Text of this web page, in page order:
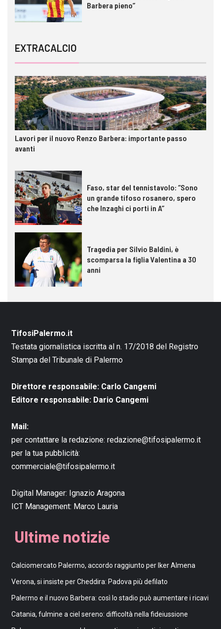
Barbera pieno”
EXTRACALCIO
Lavori per il nuovo Renzo Barbera: importante passo
avanti
Faso, star del tennistavolo: “Sono
un grande tifoso rosanero, spero
che Inzaghi ci porti in A”
Tragedia per Silvio Baldini, è
scomparsa la figlia Valentina a 30
anni
TifosiPalermo.it
Testata giornalistica iscritta al n. 17/2018 del Registro
Stampa del Tribunale di Palermo
Direttore responsabile: Carlo Cangemi
Editore responsabile: Dario Cangemi
Mail:
per contattare la redazione: redazione@tifosipalermo.it
per la tua pubblicità:
commerciale@tifosipalermo.it
Digital Manager: Ignazio Aragona
ICT Management: Marco Lauria
Ultime notizie
Calciomercato Palermo, accordo raggiunto per Iker Almena
Verona, si insiste per Cheddira: Padova più defilato
Palermo e il nuovo Barbera: così lo stadio può aumentare i ricavi
Catania, fulmine a ciel sereno: difficoltà nella fideiussione